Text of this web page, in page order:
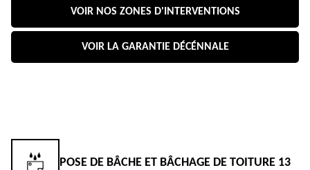
VOIR NOS ZONES D'INTERVENTIONS
VOIR LA GARANTIE DÉCÉNNALE
POSE DE BÂCHE ET BÂCHAGE DE TOITURE 13